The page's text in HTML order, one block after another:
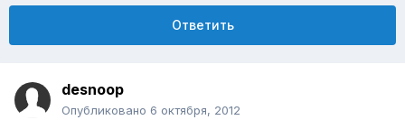
Ответить
desnoop
Опубликовано 6 октября, 2012